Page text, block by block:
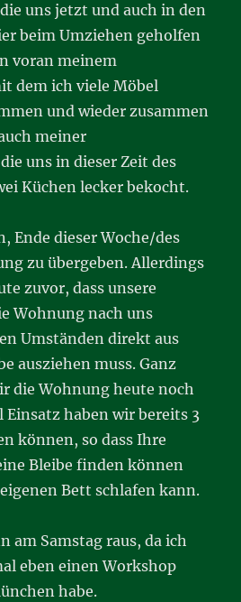
uns jetzt und auch in den
beim Umziehen geholfen
voran meinem
dem ich viele Möbel
und wieder zusammen
meiner
uns in dieser Zeit des
Küchen lecker bekocht.
Ende dieser Woche/des
zu übergeben. Allerdings
zuvor, dass unsere
Wohnung nach uns
Umständen direkt aus
ausziehen muss. Ganz
die Wohnung heute noch
haben wir bereits 3
können, so dass Ihre
Bleibe finden können
Bett schlafen kann.
am Samstag raus, da ich
eben einen Workshop
habe.